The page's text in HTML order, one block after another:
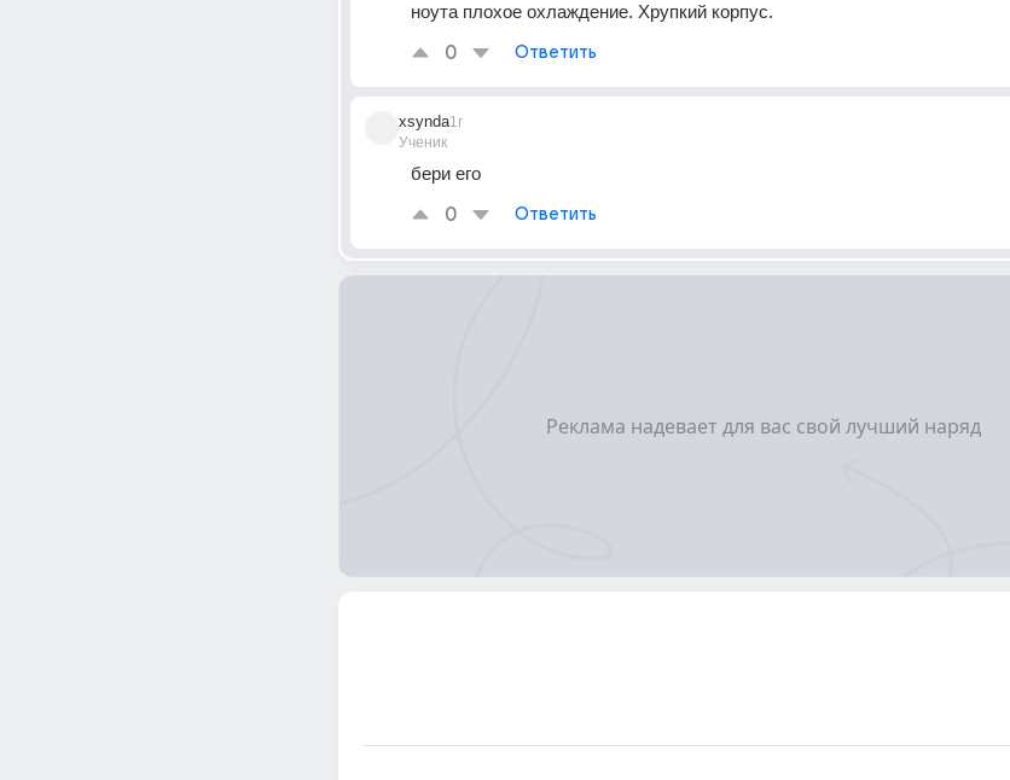
ноута плохое охлаждение. Хрупкий корпус.
0 Ответить
xsynda
Ученик
1г
бери его
0 Ответить